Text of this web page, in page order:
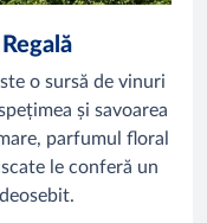
o sursă de vinuri
și savoarea
parfumul floral
le conferă un